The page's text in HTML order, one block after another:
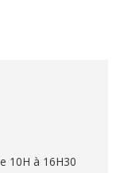
10H à 16H30